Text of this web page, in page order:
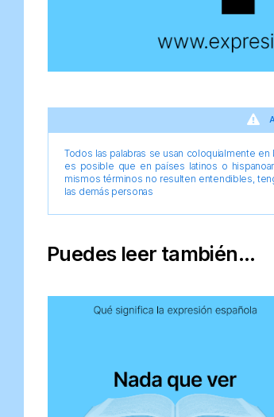
Todos las palabras se usan coloquialmente
es posible que en países latinos o
mismos términos no resulten entendibles,
las demás personas
Puedes leer también...